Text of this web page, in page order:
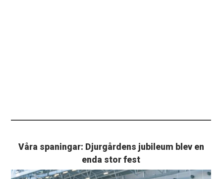
Våra spaningar: Djurgårdens jubileum blev en
enda stor fest